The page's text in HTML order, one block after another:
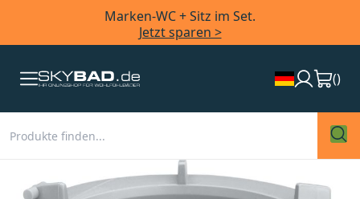
Marken-WC + Sitz im Set.
Jetzt sparen >
()